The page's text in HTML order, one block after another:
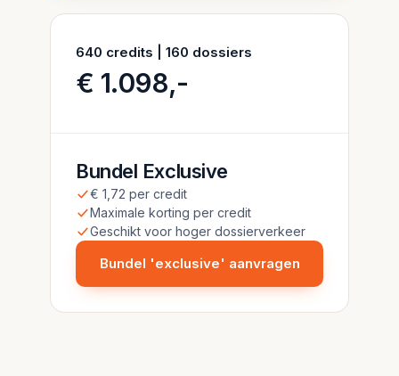
640 credits | 160 dossiers
€ 1.098,-
Bundel Exclusive
€ 1,72 per credit
Maximale korting per credit
Geschikt voor hoger dossierverkeer
Bundel 'exclusive' aanvragen